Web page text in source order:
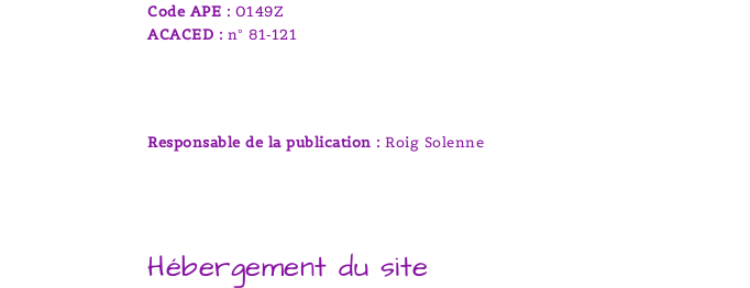
Code APE : 0149Z
ACACED : n° 81‑121
Responsable de la publication : Roig Solenne
Hébergement du site